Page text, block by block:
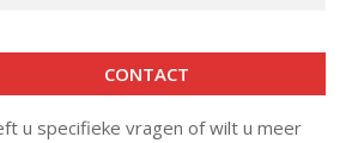
CONTACT
u specifieke vragen of wilt u meer